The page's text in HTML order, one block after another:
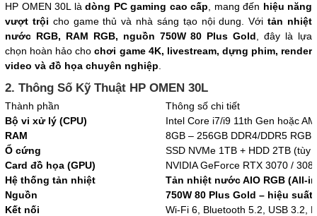
HP OMEN 30L là dòng PC gaming cao cấp , mang đến hiệu năng
vượt trội cho game thủ và nhà sáng tạo nội dung. Với tản nhiệt
nước RGB, RAM RGB, nguồn 750W 80 Plus Gold , đây là lựa
chọn hoàn hảo cho chơi game 4K, livestream, dựng phim, render
video và đồ họa chuyên nghiệp
2. Thông Số Kỹ Thuật HP OMEN 30L
Thành phần
Thông số chi tiết
Bộ vi xử lý (CPU)
Intel Core i7/i9 11th Gen hoặc
RAM
8GB – 256GB DDR4/DDR5
Ổ cứng
SSD NVMe 1TB + HDD 2TB (tùy
Card đồ họa (GPU)
NVIDIA GeForce RTX 3070 /
Hệ thống tản nhiệt
Tản nhiệt nước AIO RGB (All-
Nguồn
750W 80 Plus Gold – hiệu
Kết nối
Wi-Fi 6, Bluetooth 5.2, USB 3.2,